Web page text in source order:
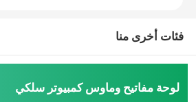
ألعاب كمبيوتر PSU
شاشة كمبيوتر FHD
فئات أخرى منا
لوحة مفاتيح وماوس كمبيوتر سلكي